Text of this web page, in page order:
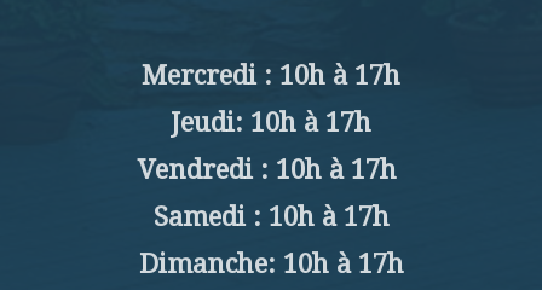
Mercredi : 10h à 17h
Jeudi: 10h à 17h
Vendredi : 10h à 17h
Samedi : 10h à 17h
Dimanche: 10h à 17h